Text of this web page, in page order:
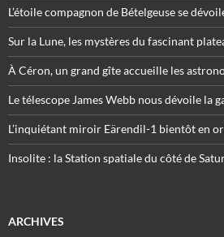
L’étoile compagnon de Bételgeuse se
Sur la Lune, les mystères du fascinant
À Céron, un grand gîte accueille les
Le télescope James Webb nous dévoile la
L’inquiétant miroir Eärendil-1 bientôt en
Insolite : la Station spatiale du côté de
ARCHIVES